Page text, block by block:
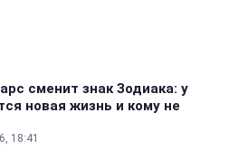
сменит знак Зодиака: у
новая жизнь и кому не
18:41